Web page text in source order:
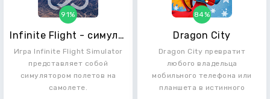
Infinite Flight - симулятор полетов
91%
Игра Infinite Flight Simulator
представляет собой
симулятором полетов на
самолете.
Dragon City
84%
Dragon City превратит
любого владельца
мобильного телефона или
планшета в истинного